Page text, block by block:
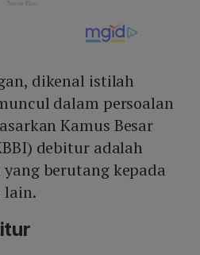
dikenal istilah
dalam persoalan
Kamus Besar
debitur adalah
berutang kepada
lain.